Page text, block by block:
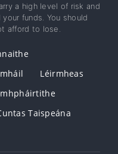
a high level of risk and
funds. You should
afford to lose.
Léirmheas
Taispeána